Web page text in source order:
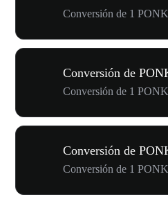
Conversión de 1
Conversión de
Conversión de 1
Conversión de
Conversión de 1